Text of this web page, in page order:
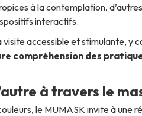
à la contemplation,
interactifs.
accessible et stimulante, y
compréhension des
à travers le
le MUMASK invite à une